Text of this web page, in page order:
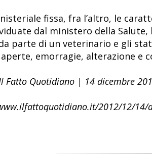
fissa, fra l’altro, le
dal ministero della
da parte di un veterinario e gli
emorragie, alterazione e
Fatto Quotidiano | 14 dicembre
2012/12/